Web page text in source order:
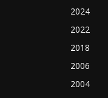
2024
2022
2018
2006
2004